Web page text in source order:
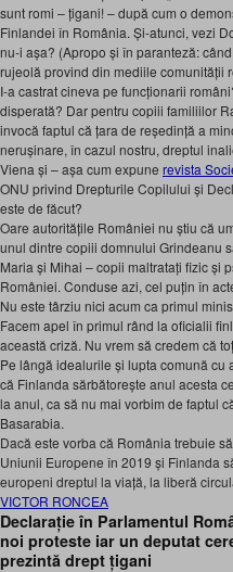
sunt romi – țigani! – după cum o
Finlandei în România. Și-atunci, vezi
nu-i așa? (Apropo și în paranteză:
rujeolă provind din mediile comunității
I-a castrat cineva pe funcționarii
disperată? Dar pentru copiii familiilor
invocă faptul că țara de reședință a
nerușinare, în cazul nostru, dreptul
Viena și – așa cum expune revista
ONU privind Drepturile Copilului și
este de făcut?
Oare autoritățile României nu știu că
unul dintre copiii domnului Grindeanu
Maria și Mihai – copii maltratați fizic și
României. Conduse azi, cel puțin în
Nu este târziu nici acum ca primul
Facem apel în primul rând la oficialii
această criză. Nu vrem să credem că
Pe lângă idealurile și lupta comună cu
că Finlanda sărbătorește anul acesta
la anul, ca să nu mai vorbim de faptul
Basarabia.
Dacă este vorba că România trebuie
Uniunii Europene în 2019 și Finlanda
europeni dreptul la viață, la liberă
VICTOR RONCEA
Declarație în Parlamentul
noi proteste iar un deputat
prezintă drept țigani